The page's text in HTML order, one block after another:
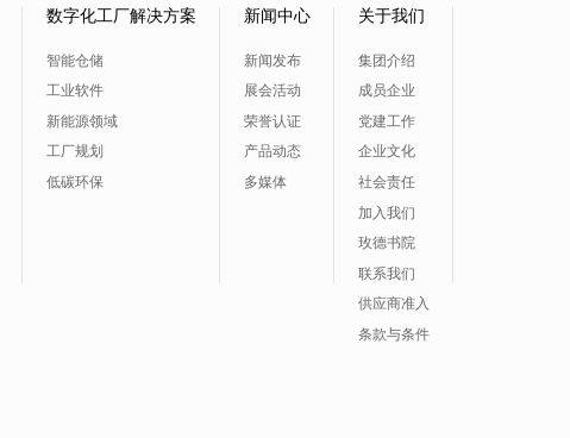
数字化工厂解决方案
智能仓储
工业软件
新能源领域
工厂规划
低碳环保
新闻中心
新闻发布
展会活动
荣誉认证
产品动态
多媒体
关于我们
集团介绍
成员企业
党建工作
企业文化
社会责任
加入我们
玫德书院
联系我们
供应商准入
条款与条件